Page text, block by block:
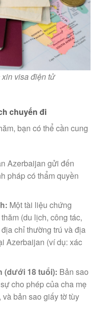
visa điện tử
chuyến đi
bạn có thể cần cung
Azerbaijan gửi đến
pháp có thẩm quyền
Một tài liệu chứng
(du lịch, công tác,
chỉ thường trú và địa
Azerbaijan (ví dụ: xác
(dưới 18 tuổi): Bản sao
cho phép của cha mẹ
bản sao giấy tờ tùy